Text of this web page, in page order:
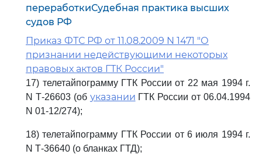
переработкиСудебная практика высших
судов РФ
Приказ ФТС РФ от 11.08.2009 N 1471 "О
признании недействующими некоторых
правовых актов ГТК России"
17) телетайпограмму ГТК России от 22 мая 1994 г.
N Т-26603 (об указании ГТК России от 06.04.1994
N 01-12/274);
18) телетайпограмму ГТК России от 6 июля 1994 г.
N Т-36640 (о бланках ГТД);